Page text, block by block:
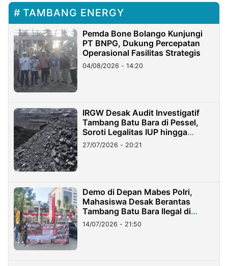
TAMBANG ENERGY
Pemda Bone Bolango Kunjungi
PT BNPG, Dukung Percepatan
Operasional Fasilitas Strategis
04/08/2026 - 14:20
IRGW Desak Audit Investigatif
Tambang Batu Bara di Pessel,
Soroti Legalitas IUP hingga
Stockpile
27/07/2026 - 20:21
Demo di Depan Mabes Polri,
Mahasiswa Desak Berantas
Tambang Batu Bara Ilegal di
Lampung
14/07/2026 - 21:50